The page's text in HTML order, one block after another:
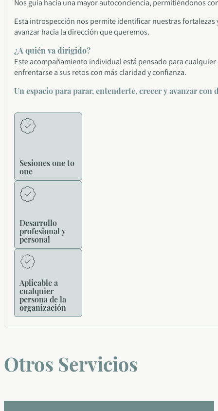
Nos guía hacia una mayor autoconciencia, permitiéndonos
Esta introspección nos permite identificar nuestras fortalezas
avanzar hacia la dirección que queremos.
¿A quién va dirigido?
Este acompañamiento individual está pensado para
enfrentarse a sus retos con más claridad y confianza.
Un espacio para parar, entenderte, crecer y avanzar con
Sesiones one to
one
Desarrollo
profesional y
personal
Aplicable a
cualquier
persona de la
organización
Otros Servicios